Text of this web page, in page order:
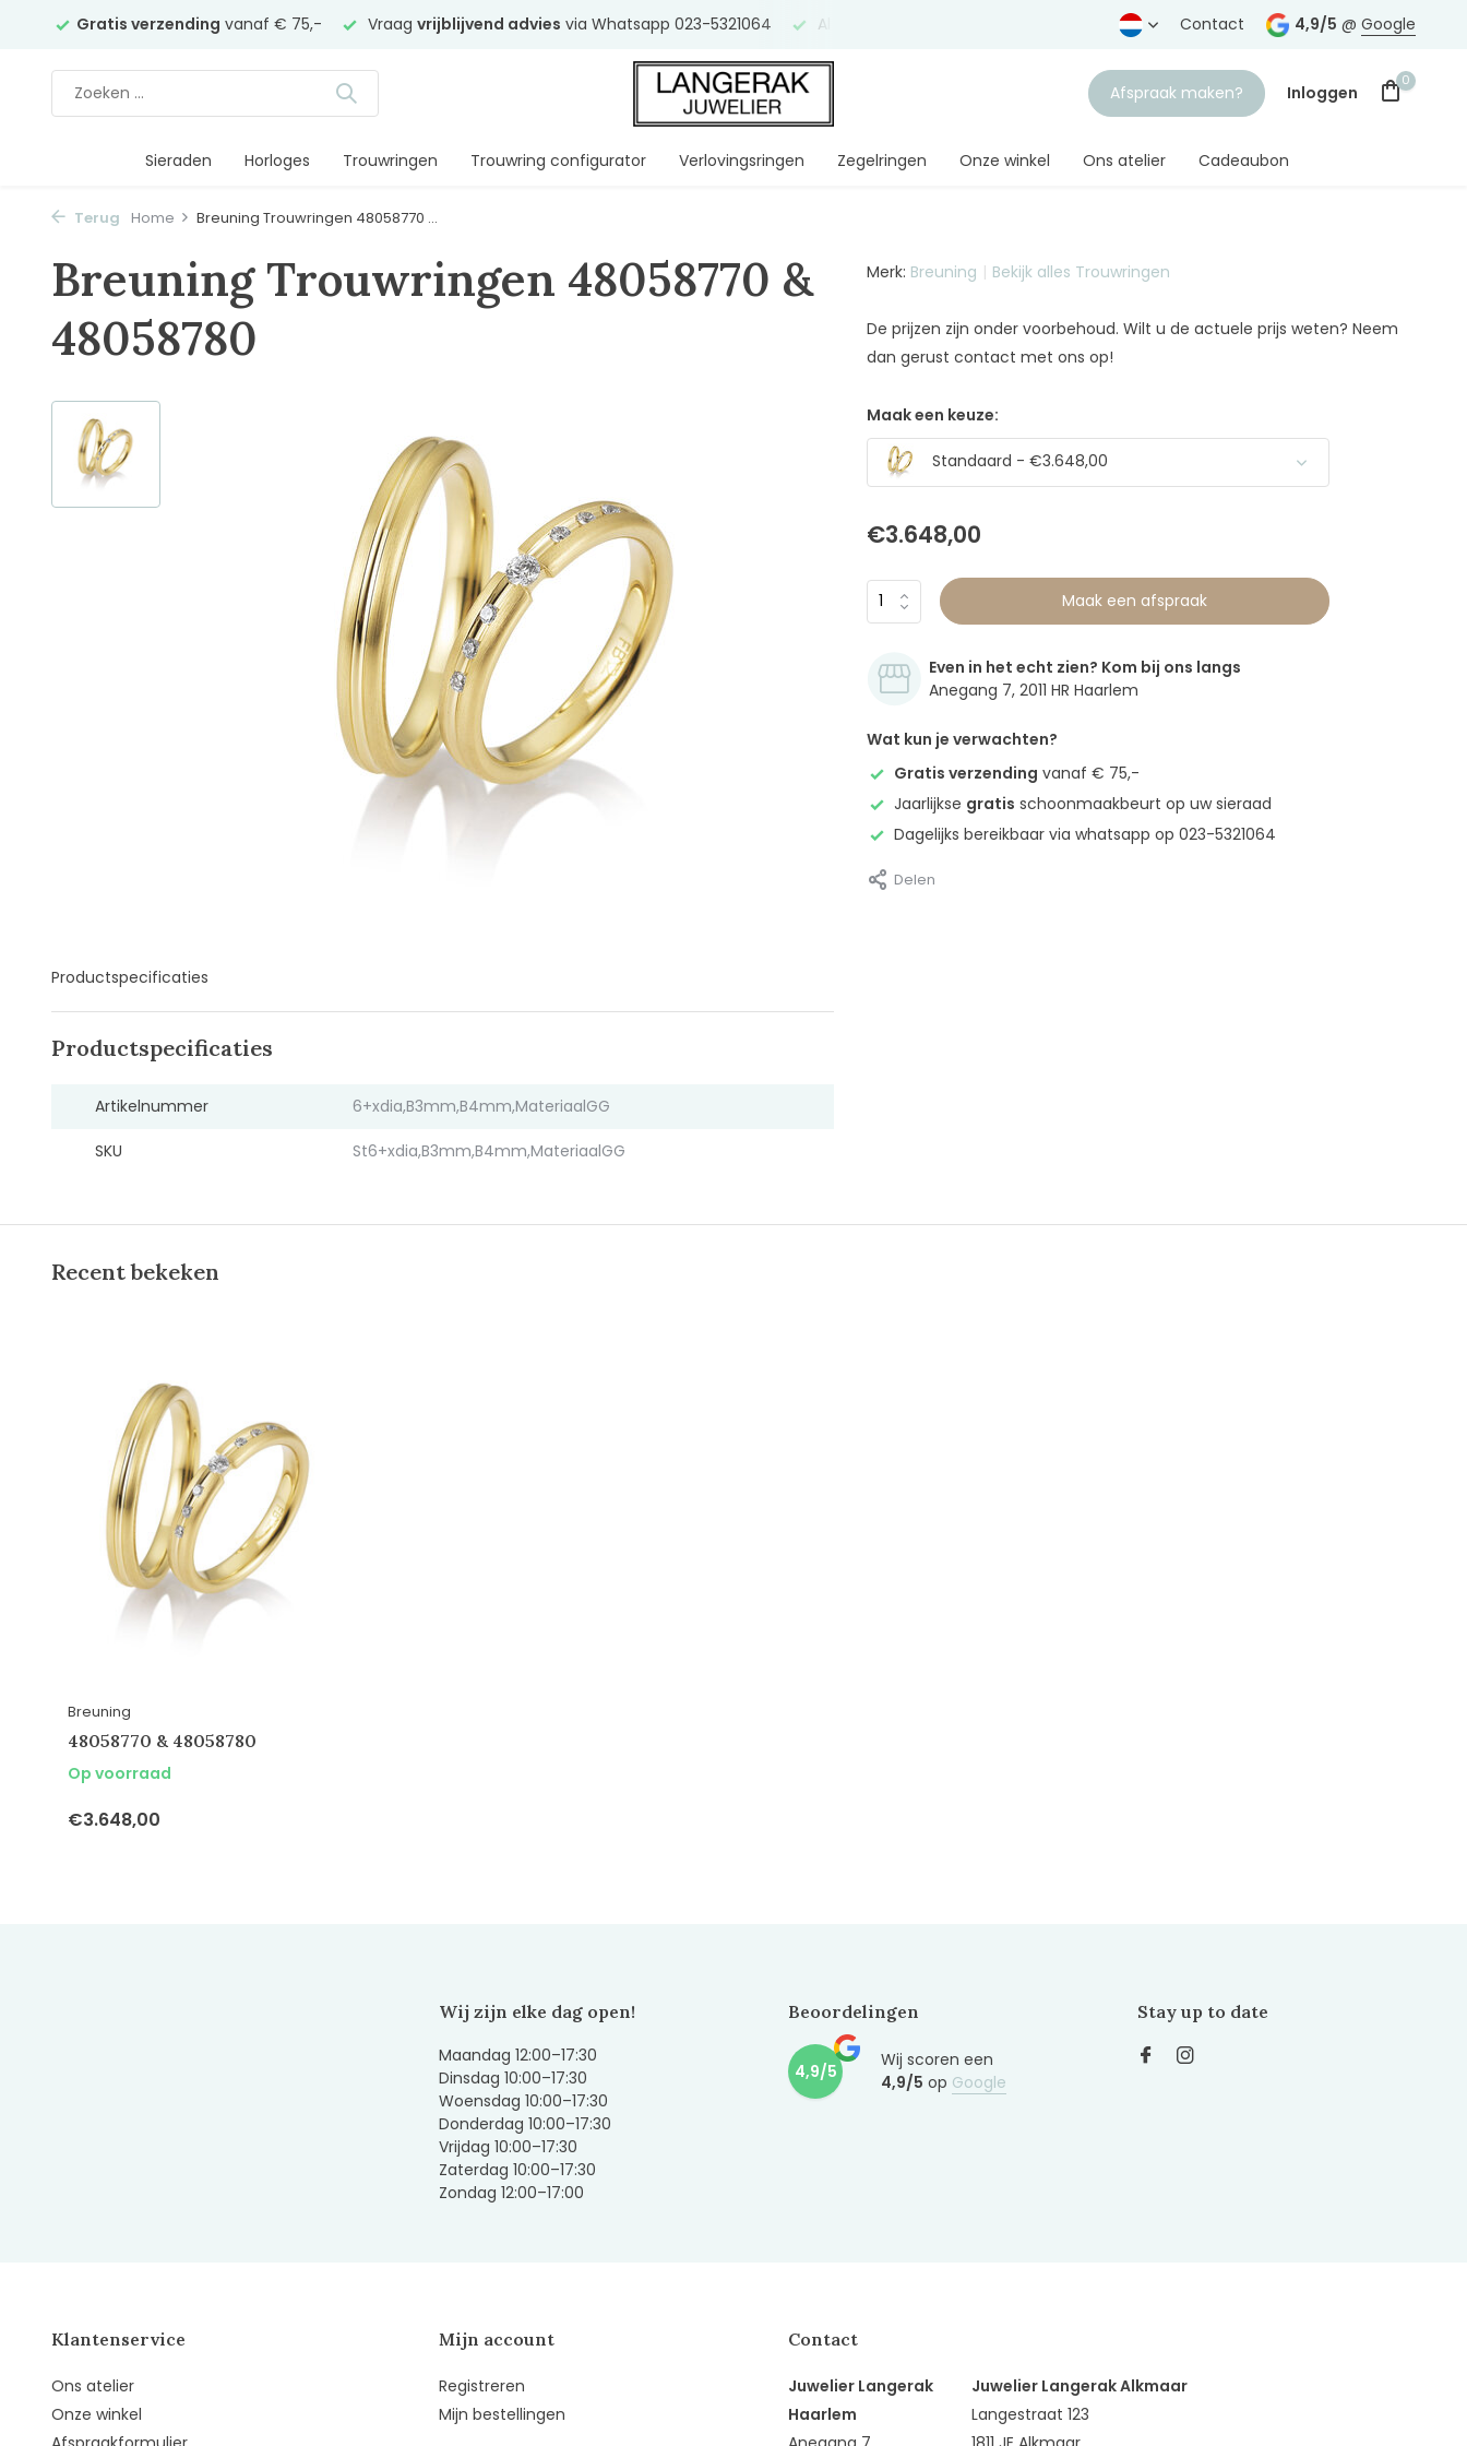
Gratis verzending vanaf € 75,- Vraag vrijblijvend advies via Whatsapp 023-5321064 Al Gratis verzending vanaf € 75,-
Contact 4,9/5 @ Google
Afspraak maken? Inloggen
0
Sieraden Horloges Trouwringen Trouwring configurator Verlovingsringen Zegelringen Onze winkel Ons atelier Cadeaubon
Terug Home Breuning Trouwringen 48058770 ...
Breuning Trouwringen 48058770 &
48058780
Productspecificaties
Productspecificaties
Artikelnummer 6+xdia,B3mm,B4mm,MateriaalGG
SKU St6+xdia,B3mm,B4mm,MateriaalGG
Merk: Breuning Bekijk alles Trouwringen
De prijzen zijn onder voorbehoud. Wilt u de actuele prijs weten? Neem
dan gerust contact met ons op!
Maak een keuze:
Standaard - €3.648,00
€3.648,00
Maak een afspraak
Even in het echt zien? Kom bij ons langs
Anegang 7, 2011 HR Haarlem
Wat kun je verwachten?
Gratis verzending vanaf € 75,-
Jaarlijkse gratis schoonmaakbeurt op uw sieraad
Dagelijks bereikbaar via whatsapp op 023-5321064
Delen
Recent bekeken
Breuning
48058770 & 48058780
Op voorraad
€3.648,00
Wij zijn elke dag open!
Maandag 12:00–17:30
Dinsdag 10:00–17:30
Woensdag 10:00–17:30
Donderdag 10:00–17:30
Vrijdag 10:00–17:30
Zaterdag 10:00–17:30
Zondag 12:00–17:00
Beoordelingen
4,9/5
Wij scoren een
4,9/5 op Google
Stay up to date
Klantenservice
Ons atelier
Onze winkel
Mijn account
Registreren
Mijn bestellingen
Contact
Juwelier Langerak
Haarlem
Juwelier Langerak Alkmaar
Langestraat 123